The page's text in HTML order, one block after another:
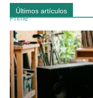
Últimos artículos